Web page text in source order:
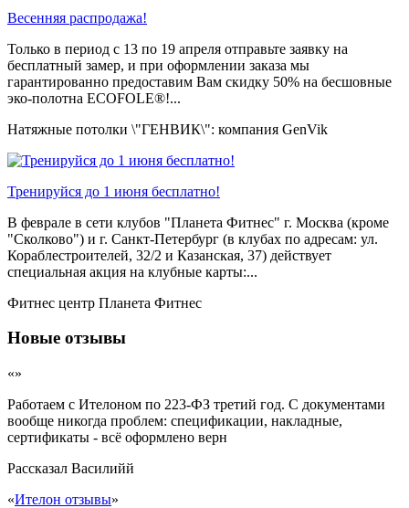
Весенняя распродажа!
Только в период c 13 по 19 апреля отправьте заявку на
бесплатный замер, и при оформлении заказа мы
гарантированно предоставим Вам скидку 50% на бесшовные
эко-полотна ECOFOLE®!...
Натяжные потолки \"ГЕНВИК\": компания GenVik
Тренируйся до 1 июня бесплатно!
В феврале в сети клубов "Планета Фитнес" г. Москва (кроме
"Сколково") и г. Санкт-Петербург (в клубах по адресам: ул.
Кораблестроителей, 32/2 и Казанская, 37) действует
специальная акция на клубные карты:...
Фитнес центр Планета Фитнес
Новые отзывы
«»
Работаем с Ителоном по 223-ФЗ третий год. С документами
вообще никогда проблем: спецификации, накладные,
сертификаты - всё оформлено верн
Рассказал Василийй
«Ителон отзывы»